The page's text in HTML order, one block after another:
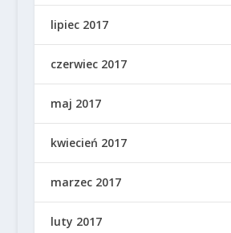
lipiec 2017
czerwiec 2017
maj 2017
kwiecień 2017
marzec 2017
luty 2017